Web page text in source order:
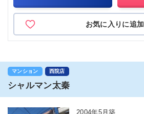
お気に入りに追加
マンション 西院店
シャルマン太秦
2004年5月築